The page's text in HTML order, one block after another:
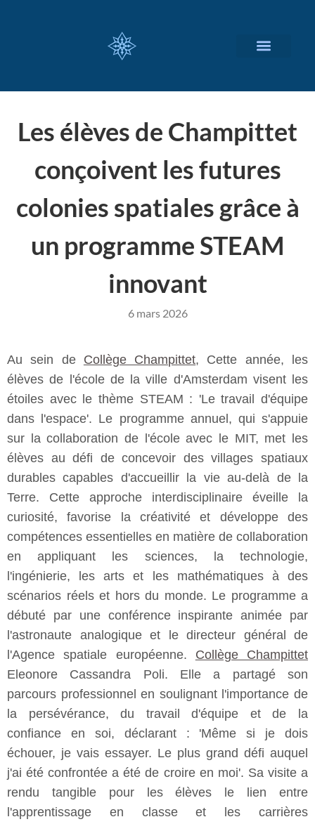
Les élèves de Champittet
conçoivent les futures
colonies spatiales grâce à
un programme STEAM
innovant
6 mars 2026
Au sein de Collège Champittet, Cette année, les
élèves de l'école de la ville d'Amsterdam visent les
étoiles avec le thème STEAM : 'Le travail d'équipe
dans l'espace'. Le programme annuel, qui s'appuie
sur la collaboration de l'école avec le MIT, met les
élèves au défi de concevoir des villages spatiaux
durables capables d'accueillir la vie au-delà de la
Terre. Cette approche interdisciplinaire éveille la
curiosité, favorise la créativité et développe des
compétences essentielles en matière de collaboration
en appliquant les sciences, la technologie,
l'ingénierie, les arts et les mathématiques à des
scénarios réels et hors du monde. Le programme a
débuté par une conférence inspirante animée par
l'astronaute analogique et le directeur général de
l'Agence spatiale européenne. Collège Champittet
Eleonore Cassandra Poli. Elle a partagé son
parcours professionnel en soulignant l'importance de
la persévérance, du travail d'équipe et de la
confiance en soi, déclarant : 'Même si je dois
échouer, je vais essayer. Le plus grand défi auquel
j'ai été confrontée a été de croire en moi'. Sa visite a
rendu tangible pour les élèves le lien entre
l'apprentissage en classe et les carrières